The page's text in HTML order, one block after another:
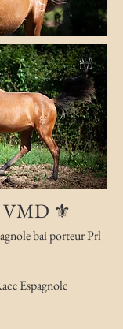
VMD ⚜️
bai porteur Prl
Espagnole